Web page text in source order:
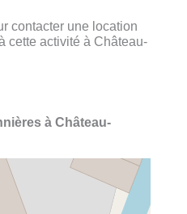
contacter une location
cette activité à Château-
à Château-